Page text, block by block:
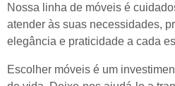
Nossa linha de móveis é
atender às suas necessidades,
elegância e praticidade a cada
Escolher móveis é um